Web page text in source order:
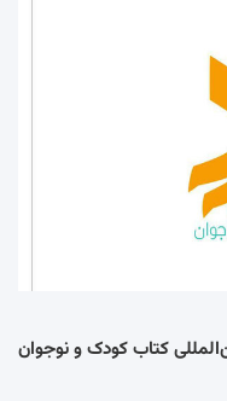
کتاب کودک و نوجوان